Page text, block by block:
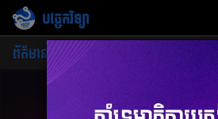
បច្ចេកវិទ្យា
ព័ត៌មាន ផលិតផលថ្មី